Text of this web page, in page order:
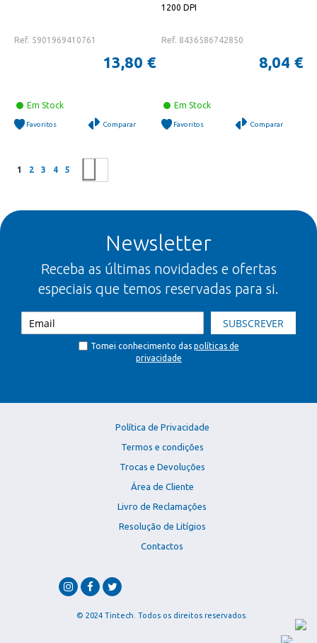
Ref. 5901969410761
13,80 €
Em Stock
Favoritos Comparar
1200 DPI
Ref. 8436586742850
8,04 €
Em Stock
Favoritos Comparar
Página
Está a ler a página
1 Página
2 Página
3 Página
4 Página
5
Newsletter
Receba as últimas novidades e ofertas
especiais que temos reservadas para si.
SUBSCREVER
Tomei conhecimento das políticas de
privacidade
Política de Privacidade
Termos e condições
Trocas e Devoluções
Área de Cliente
Livro de Reclamações
Resolução de Litígios
Contactos
© 2024 Tintech. Todos os direitos reservados.